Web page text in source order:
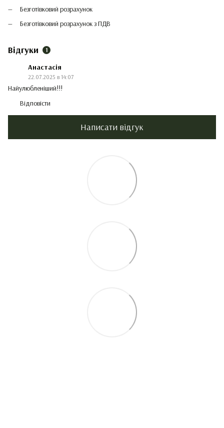
Безготівковий розрахунок
Безготівковий розрахунок з ПДВ
Відгуки 1
Анастасія
22.07.2025 в 14:07
Найулюбленіший!!!
Відповісти
Написати відгук